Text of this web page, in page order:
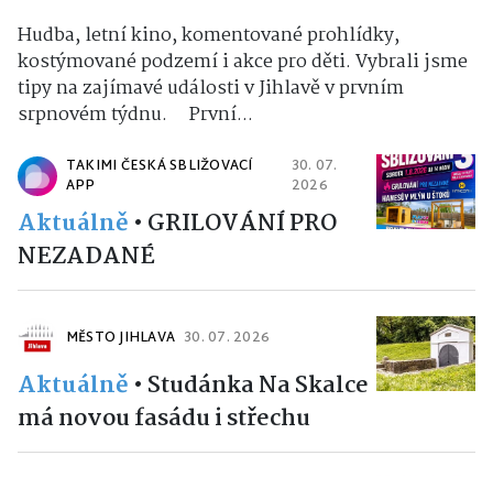
Hudba, letní kino, komentované prohlídky,
kostýmované podzemí i akce pro děti. Vybrali jsme
tipy na zajímavé události v Jihlavě v prvním
srpnovém týdnu. První...
TAKIMI ČESKÁ SBLIŽOVACÍ
APP
30. 07.
2026
Aktuálně • GRILOVÁNÍ PRO
NEZADANÉ
MĚSTO JIHLAVA 30. 07. 2026
Aktuálně • Studánka Na Skalce
má novou fasádu i střechu